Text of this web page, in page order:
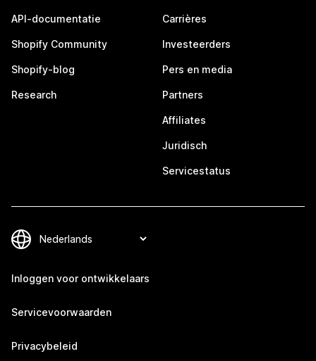
API-documentatie
Shopify Community
Shopify-blog
Research
Carrières
Investeerders
Pers en media
Partners
Affiliates
Juridisch
Servicestatus
Inloggen voor ontwikkelaars
Servicevoorwaarden
Privacybeleid